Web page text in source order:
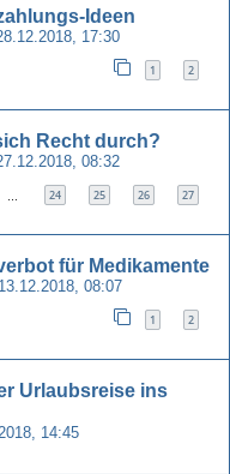
Ideen
17:30
1 2
Recht durch?
08:32
24 25 26 27
für Medikamente
13.12.2018, 08:07
1 2
Urlaubsreise ins
14:45